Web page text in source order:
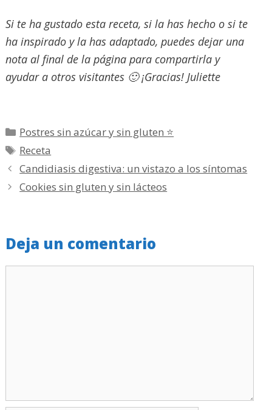
Si te ha gustado esta receta, si la has hecho o si te
ha inspirado y la has adaptado, puedes dejar una
nota al final de la página para compartirla y
ayudar a otros visitantes 🙂 ¡Gracias! Juliette
Categorías
Postres sin azúcar y sin gluten ⭐
Etiquetas
Receta
Candidiasis digestiva: un vistazo a los síntomas
Cookies sin gluten y sin lácteos
Deja un comentario